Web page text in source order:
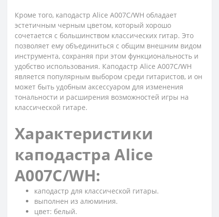
Кроме того, каподастр Alice A007C/WH обладает
эстетичным черным цветом, который хорошо
сочетается с большинством классических гитар. Это
позволяет ему объединиться с общим внешним видом
инструмента, сохраняя при этом функциональность и
удобство использования. Каподастр Alice A007C/WH
является популярным выбором среди гитаристов, и он
может быть удобным аксессуаром для изменения
тональности и расширения возможностей игры на
классической гитаре.
Характеристики
каподастра Alice
A007C/WH:
каподастр для классической гитары.
выполнен из алюминия.
цвет: белый.